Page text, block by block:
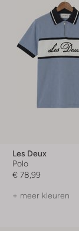
Les Deux
Polo
€ 78,99
+ meer kleuren